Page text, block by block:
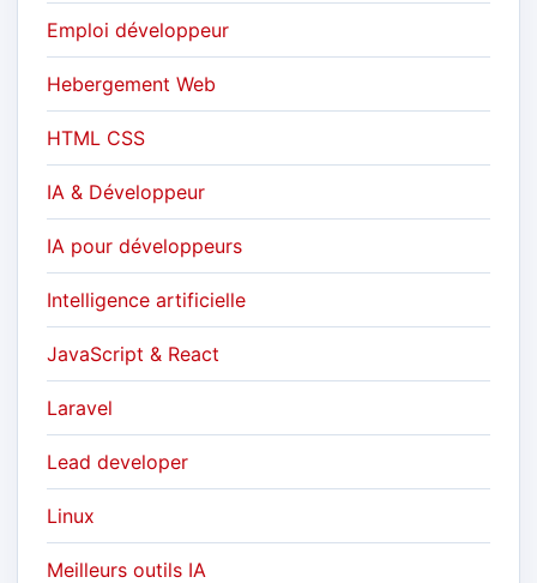
Emploi développeur
Hebergement Web
HTML CSS
IA & Développeur
IA pour développeurs
Intelligence artificielle
JavaScript & React
Laravel
Lead developer
Linux
Meilleurs outils IA